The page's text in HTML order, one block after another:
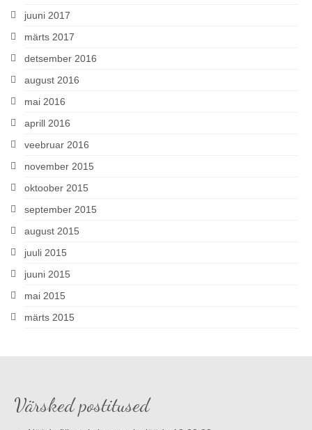
juuni 2017
märts 2017
detsember 2016
august 2016
mai 2016
aprill 2016
veebruar 2016
november 2015
oktoober 2015
september 2015
august 2015
juuli 2015
juuni 2015
mai 2015
märts 2015
Värsked postitused